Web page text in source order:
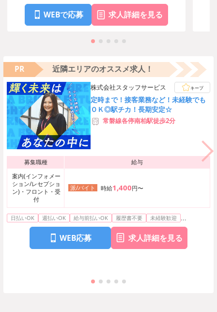
WEBで応募 求人詳細を見る
PR 近隣エリアのオススメ求人！
株式会社スタッフサービス キープ
定時まで！接客業務など！未経験でも
ＯＫ◎駅チカ！長期安定☆
常磐線各停南柏駅徒歩2分
募集職種
給与
案内(インフォメー
ション/レセプショ
ン)・フロント・受
付
派/バイト 時給1,400円〜
日払いOK 週払いOK 給与前払いOK 履歴書不要 未経験歓迎 ...
WEB応募 求人詳細を見る